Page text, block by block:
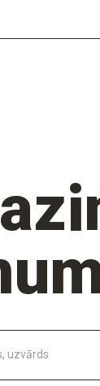
vidējiem
uzvārds